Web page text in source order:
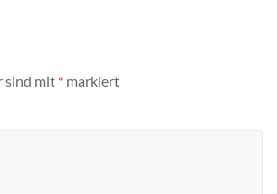
sind mit * markiert